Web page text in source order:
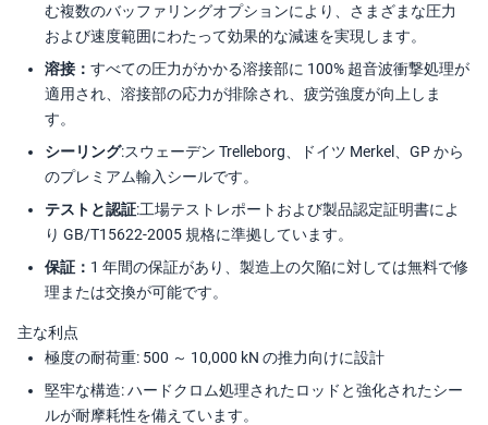
む複数のバッファリングオプションにより、さまざまな圧力
および速度範囲にわたって効果的な減速を実現します。
溶接： すべての圧力がかかる溶接部に 100% 超音波衝撃処理が
適用され、溶接部の応力が排除され、疲労強度が向上しま
す。
シーリング:スウェーデン Trelleborg、ドイツ Merkel、GP から
のプレミアム輸入シールです。
テストと認証:工場テストレポートおよび製品認定証明書によ
り GB/T15622-2005 規格に準拠しています。
保証： 1 年間の保証があり、製造上の欠陥に対しては無料で修
理または交換が可能です。
主な利点
極度の耐荷重: 500 ～ 10,000 kN の推力向けに設計
堅牢な構造: ハードクロム処理されたロッドと強化されたシー
ルが耐摩耗性を備えています。